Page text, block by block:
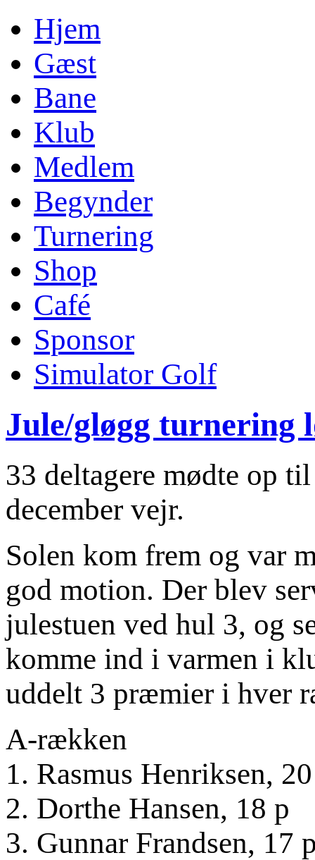
Hjem
Gæst
Bane
Klub
Medlem
Begynder
Turnering
Shop
Café
Sponsor
Simulator Golf
Jule/gløgg turnering
33 deltagere mødte op
december vejr.
Solen kom frem og var
god motion. Der blev
julestuen ved hul 3, og
komme ind i varmen i
uddelt 3 præmier i hver
A-rækken
1. Rasmus Henriksen,
2. Dorthe Hansen, 18 p
3. Gunnar Frandsen, 17